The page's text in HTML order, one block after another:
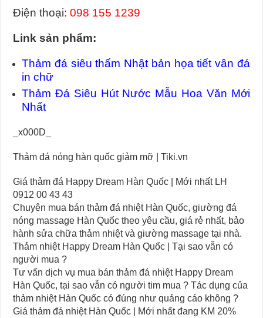
Điện thoại:098 155 1239
Link sản phẩm:
Thảm đá siêu thấm Nhật bản họa tiết vân đá
in chữ
Thảm Đá Siêu Hút Nước Mẫu Hoa Văn Mới
Nhất
_x000D_
Thảm đá nóng hàn quốc giảm mỡ | Tiki.vn
Giá thảm đá Happy Dream Hàn Quốc | Mới nhất LH
0912 00 43 43
Chuyên mua bán thảm đá nhiệt Hàn Quốc, giường đá
nóng massage Hàn Quốc theo yêu cầu, giá rẻ nhất, bảo
hành sửa chữa thảm nhiệt và giường massage tại nhà.
Thảm nhiệt Happy Dream Hàn Quốc | Tại sao vẫn có
người mua ?
Tư vấn dịch vụ mua bán thảm đá nhiệt Happy Dream
Hàn Quốc, tại sao vẫn có người tim mua ? Tác dụng của
thảm nhiệt Hàn Quốc có đúng như quảng cáo không ?
Giá thảm đá nhiệt Hàn Quốc | Mới nhất đang KM 20%